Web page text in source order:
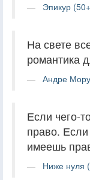
Эпикур
На свете
романтика
Андре
Если чего-
право. Если
имеешь
Ниже нуля